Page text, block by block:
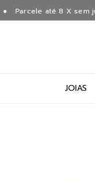
Parcele até 8 X sem
JOIAS